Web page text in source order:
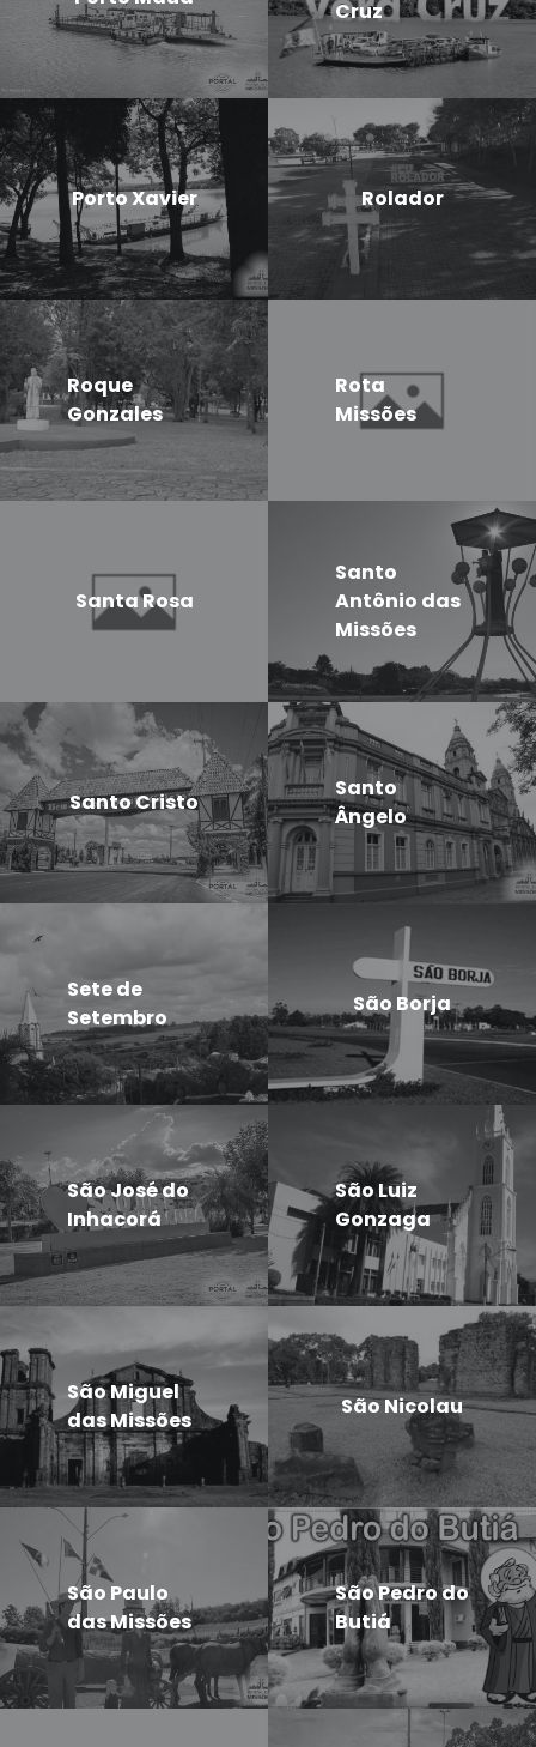
Cruz
Porto Xavier Rolador
Roque
Gonzales
Rota
Missões
Santa Rosa
Santo
Antônio das
Missões
Santo Cristo
Santo
Ângelo
Sete de
Setembro
São Borja
São José do
Inhacorá
São Luiz
Gonzaga
São Miguel
das Missões
São Nicolau
São Paulo
das Missões
São Pedro do
Butiá